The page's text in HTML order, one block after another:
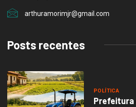
arthuramorimjr@gmail.com
Posts recentes
POLÍTICA
Prefeitura